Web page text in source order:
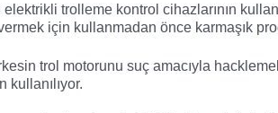
trolleme kontrol cihazlarının
için kullanmadan önce karmaşık
trol motorunu suç amacıyla
kullanılıyor.